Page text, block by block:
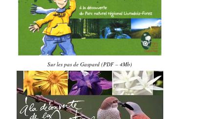
Sur les pas de Gaspard (PDF – 4Mb)